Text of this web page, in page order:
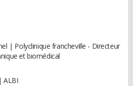
| Polyclinique francheville - Directeur
et biomédical
ALBI